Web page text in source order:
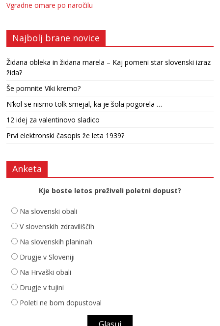
Vgradne omare po naročilu
Najbolj brane novice
Židana obleka in židana marela – Kaj pomeni star slovenski izraz
žida?
Še pomnite Viki kremo?
N’kol se nismo tolk smejal, ka je šola pogorela …
12 idej za valentinovo sladico
Prvi elektronski časopis že leta 1939?
Anketa
Kje boste letos preživeli poletni dopust?
Na slovenski obali
V slovenskih zdraviliščih
Na slovenskih planinah
Drugje v Sloveniji
Na Hrvaški obali
Drugje v tujini
Poleti ne bom dopustoval